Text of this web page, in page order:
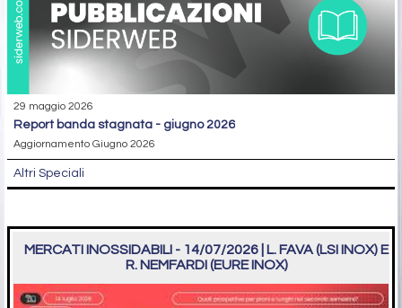
29 maggio 2026
report banda stagnata - giugno 2026
Aggiornamento Giugno 2026
Altri Speciali
MERCATI INOSSIDABILI - 14/07/2026 | L. FAVA (LSI INOX) E
R. NEMFARDI (EURE INOX)